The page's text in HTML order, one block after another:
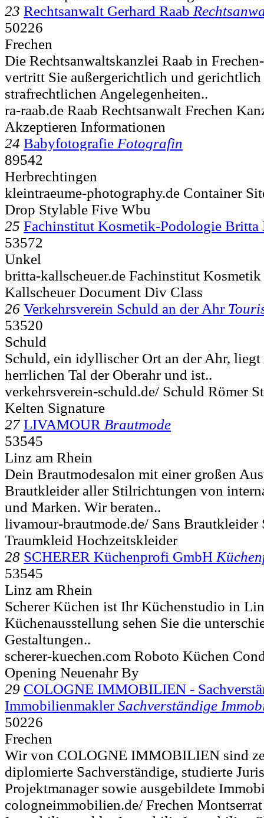
23 Rechtsanwalt Gerhard Raab
50226
Frechen
Die Rechtsanwaltskanzlei Raab in
vertritt Sie außergerichtlich und
strafrechtlichen Angelegenheiten..
ra-raab.de Raab Rechtsanwalt Frechen
Akzeptieren Informationen
24 Babyfotografie Fotografin
89542
Herbrechtingen
kleintraeume-photography.de Container
Drop Stylable Five Wbu
25 Fachinstitut Kosmetik-Podologie Britta
53572
Unkel
britta-kallscheuer.de Fachinstitut
Kallscheuer Document Div Class
26 Verkehrsverein Schuld an der Ahr
53520
Schuld
Schuld, ein idyllischer Ort an der Ahr, liegt
herrlichen Tal der Oberahr und ist..
verkehrsverein-schuld.de/ Schuld Römer
Kelten Signature
27 LIVAMOUR Brautmode
53545
Linz am Rhein
Dein Brautmodesalon mit einer großen
Brautkleider aller Stilrichtungen von
und Marken. Wir beraten..
livamour-brautmode.de/ Sans
Traumkleid Hochzeitskleider
28 SCHERER Küchenprofi GmbH
53545
Linz am Rhein
Scherer Küchen ist Ihr Küchenstudio in
Küchenausstellung sehen Sie die
Gestaltungen..
scherer-kuechen.com Roboto Küchen
Opening Neuenahr By
29 COLOGNE IMMOBILIEN -
Immobilienmakler Sachverständige
50226
Frechen
Wir von COLOGNE IMMOBILIEN sind
diplomierte Sachverständige, studierte
Projektmanager sowie ausgebildete
cologneimmobilien.de/ Frechen